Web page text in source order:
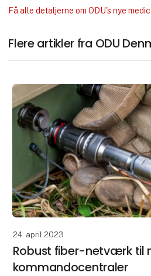
Få alle detaljerne om ODU's nye
Flere artikler fra ODU
24. april 2023
Robust fiber-netværk til
kommandocentraler